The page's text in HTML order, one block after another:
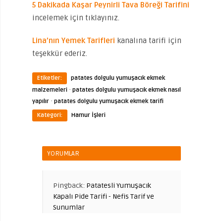
5 Dakikada Kaşar Peynirli Tava Böreği Tarifini
incelemek için tıklayınız.
Lina’nın Yemek Tarifleri kanalına tarifi için
teşekkür ederiz.
Etiketler:
patates dolgulu yumuşacık ekmek
malzemeleri · patates dolgulu yumuşacık ekmek nasıl
yapılır · patates dolgulu yumuşacık ekmek tarifi
Kategori:
Hamur İşleri
YORUMLAR
Pingback: Patatesli Yumuşacık
Kapalı Pide Tarifi - Nefis Tarif ve
Sunumlar